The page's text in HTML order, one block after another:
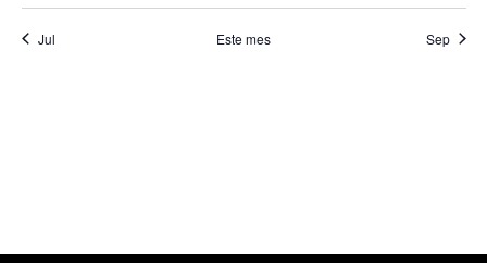
Jul Este mes Sep